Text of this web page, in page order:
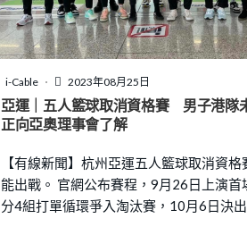
i-Cable 2023年08月25日
亞運｜五人籃球取消資格賽 男子港
正向亞奧理事會了解
【有線新聞】杭州亞運五人籃球取消資
能出戰。 官網公布賽程，9月26日上演首
分4組打單循環爭入淘汰賽，10月6日決